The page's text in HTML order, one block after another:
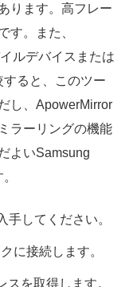
ります。高フレー
す。また、
ルデバイスまたは
ると、このツー
し、ApowerMirror
ラーリングの機能
よいSamsung
手してください。
に接続します。
スを取得します。